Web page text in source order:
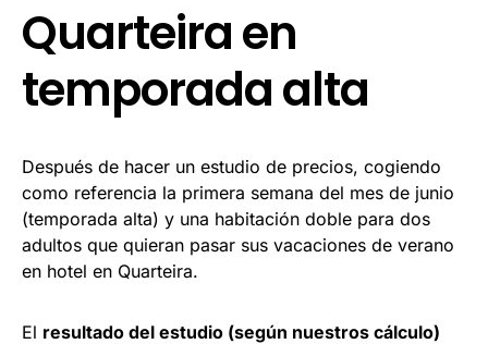
Quarteira en
temporada alta
Después de hacer un estudio de precios, cogiendo
como referencia la primera semana del mes de junio
(temporada alta) y una habitación doble para dos
adultos que quieran pasar sus vacaciones de verano
en hotel en Quarteira.
El resultado del estudio (según nuestros cálculo)